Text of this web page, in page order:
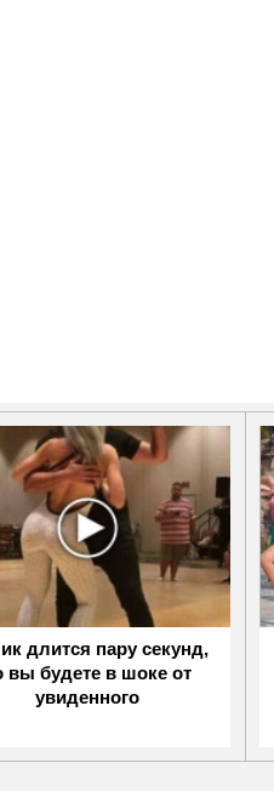
длится пару секунд,
вы будете в шоке от
увиденного